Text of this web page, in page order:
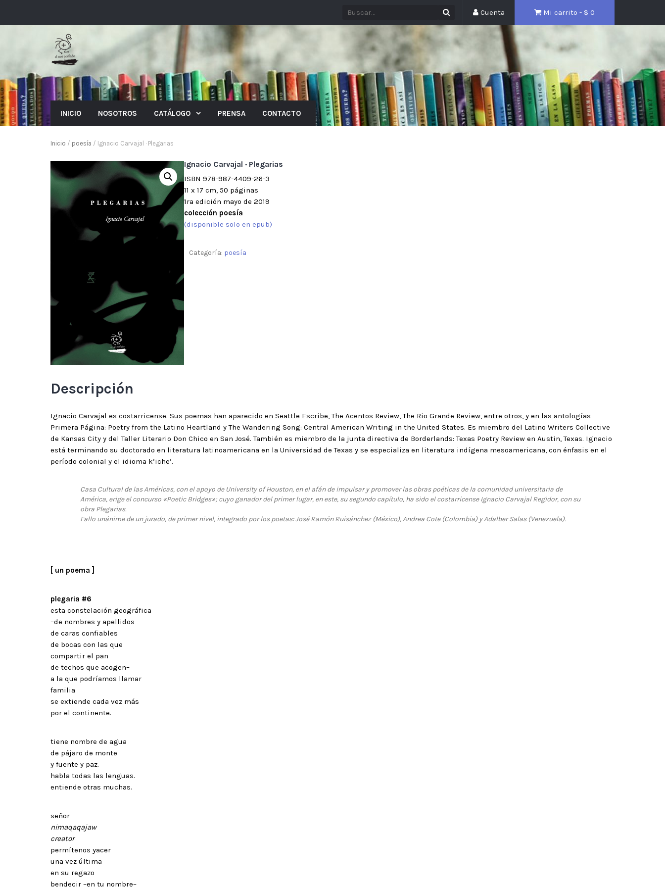
Mi carrito - $ 0
Cuenta
INICIO NOSOTROS CATÁLOGO PRENSA CONTACTO
Inicio / poesía / Ignacio Carvajal · Plegarias
Ignacio Carvajal · Plegarias
ISBN 978-987-4409-26-3
11 x 17 cm, 50 páginas
1ra edición mayo de 2019
colección poesía
(disponible solo en epub)
Categoría: poesía
Descripción
Ignacio Carvajal es costarricense. Sus poemas han aparecido en Seattle Escribe, The Acentos Review, The Rio Grande Review, entre otros, y en las antologías
Primera Página: Poetry from the Latino Heartland y The Wandering Song: Central American Writing in the United States. Es miembro del Latino Writers Collective
de Kansas City y del Taller Literario Don Chico en San José. También es miembro de la junta directiva de Borderlands: Texas Poetry Review en Austin, Texas. Ignacio
está terminando su doctorado en literatura latinoamericana en la Universidad de Texas y se especializa en literatura indígena mesoamericana, con énfasis en el
período colonial y el idioma k’iche’.
Casa Cultural de las Américas, con el apoyo de University of Houston, en el afán de impulsar y promover las obras poéticas de la comunidad universitaria de
América, erige el concurso «Poetic Bridges»; cuyo ganador del primer lugar, en este, su segundo capítulo, ha sido el costarricense Ignacio Carvajal Regidor, con su
obra Plegarias.
Fallo unánime de un jurado, de primer nivel, integrado por los poetas: José Ramón Ruisánchez (México), Andrea Cote (Colombia) y Adalber Salas (Venezuela).
[ un poema ]
plegaria #6
esta constelación geográfica
–de nombres y apellidos
de caras confiables
de bocas con las que
compartir el pan
de techos que acogen–
a la que podríamos llamar
familia
se extiende cada vez más
por el continente.
tiene nombre de agua
de pájaro de monte
y fuente y paz.
habla todas las lenguas.
entiende otras muchas.
señor
nimaqaqajaw
creator
permítenos yacer
una vez última
en su regazo
bendecir –en tu nombre–